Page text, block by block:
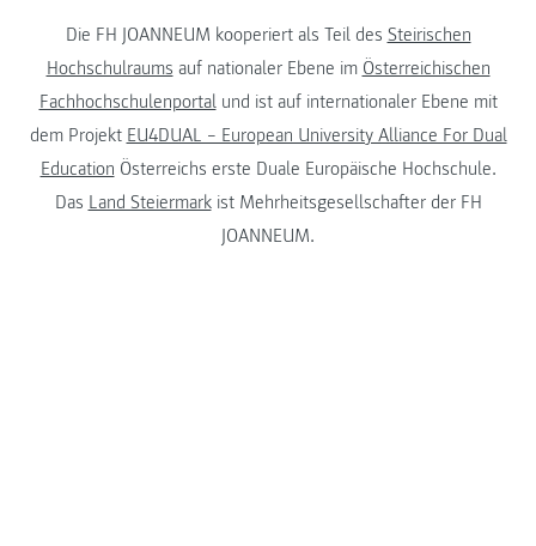
Die FH JOANNEUM kooperiert als Teil des Steirischen
Hochschulraums auf nationaler Ebene im Österreichischen
Fachhochschulenportalund ist auf internationaler Ebene mit
dem Projekt EU4DUAL – European University Alliance For Dual
Education Österreichs erste Duale Europäische Hochschule.
Das Land Steiermarkist Mehrheitsgesellschafter der FH
JOANNEUM.